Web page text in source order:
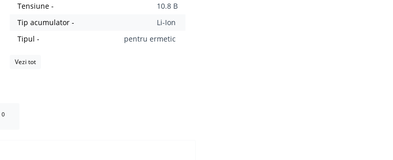
Tensiune -
10.8 B
Tip acumulator -
Li-Ion
Tipul -
pentru ermetic
Vezi tot
0